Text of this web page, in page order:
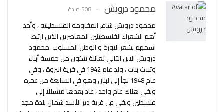
محمود درويش 508 مادة
محمود درويش شاعر المقاومه الفلسطينيه ، وأحد
أهم الشعراء الفلسطينين المعاصرين الذين ارتبط
اسمهم بشعر الثورة و الوطن المسلوب .محمود
درويش الابن الثاني لعائلة تتكون من خمسة أبناء
وثلاث بنات ، ولد عام 1942 في قرية البروة ، وفي
عام 1948 لجأ إلى لبنان وهو في السابعة من عمره
وبقي هناك عام واحد ، عاد بعدها متسللا إلى
فلسطين وبقي في قرية دير الأسد شمال بلدة مجد